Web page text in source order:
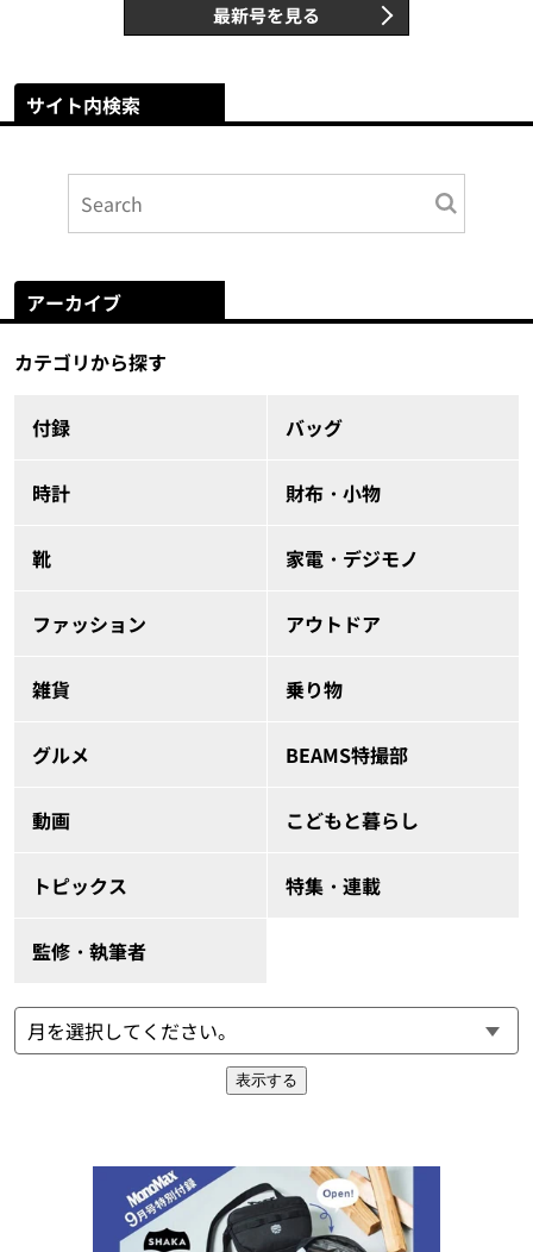
最新号を見る
サイト内検索
アーカイブ
カテゴリから探す
付録 バッグ
時計 財布・小物
靴 家電・デジモノ
ファッション アウトドア
雑貨 乗り物
グルメ BEAMS特撮部
動画 こどもと暮らし
トピックス 特集・連載
監修・執筆者
表示する